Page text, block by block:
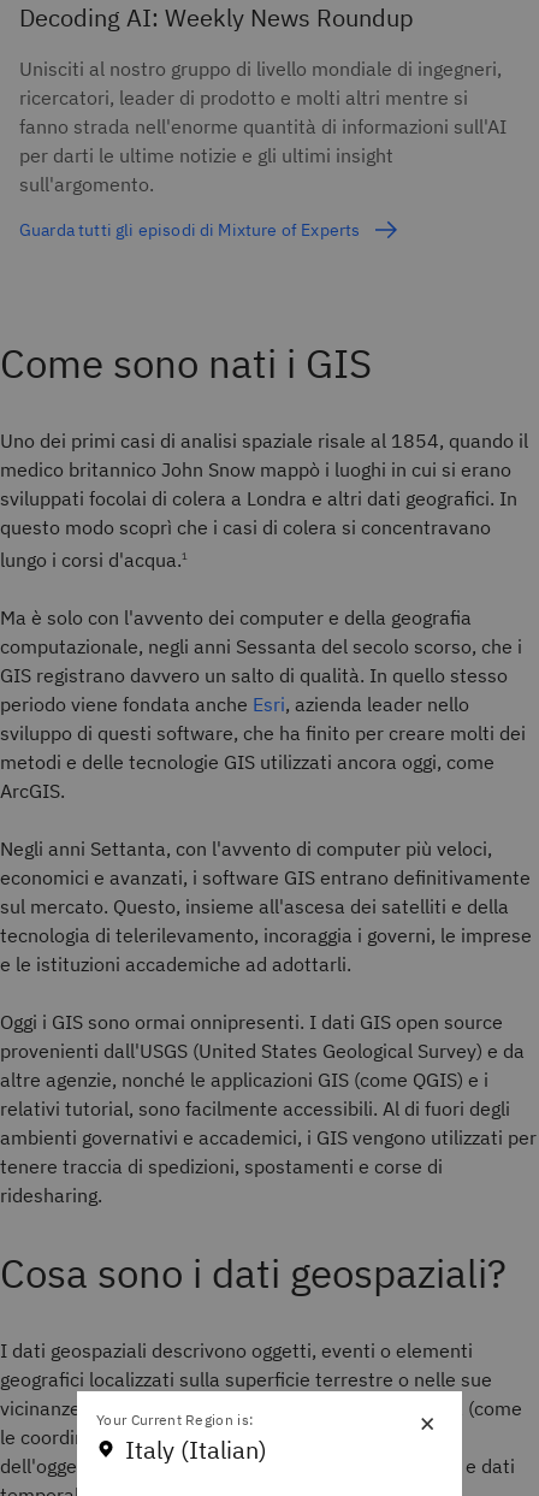
Decoding AI: Weekly News Roundup
Unisciti al nostro gruppo di livello mondiale di ingegneri,
ricercatori, leader di prodotto e molti altri mentre si
fanno strada nell'enorme quantità di informazioni sull'AI
per darti le ultime notizie e gli ultimi insight
sull'argomento.
Guarda tutti gli episodi di Mixture of Experts
Come sono nati i GIS
Uno dei primi casi di analisi spaziale risale al 1854, quando il
medico britannico John Snow mappò i luoghi in cui si erano
sviluppati focolai di colera a Londra e altri dati geografici. In
questo modo scoprì che i casi di colera si concentravano
lungo i corsi d'acqua.1
Ma è solo con l'avvento dei computer e della geografia
computazionale, negli anni Sessanta del secolo scorso, che i
GIS registrano davvero un salto di qualità. In quello stesso
periodo viene fondata anche Esri, azienda leader nello
sviluppo di questi software, che ha finito per creare molti dei
metodi e delle tecnologie GIS utilizzati ancora oggi, come
ArcGIS.
Negli anni Settanta, con l'avvento di computer più veloci,
economici e avanzati, i software GIS entrano definitivamente
sul mercato. Questo, insieme all'ascesa dei satelliti e della
tecnologia di telerilevamento, incoraggia i governi, le imprese
e le istituzioni accademiche ad adottarli.
Oggi i GIS sono ormai onnipresenti. I dati GIS open source
provenienti dall'USGS (United States Geological Survey) e da
altre agenzie, nonché le applicazioni GIS (come QGIS) e i
relativi tutorial, sono facilmente accessibili. Al di fuori degli
ambienti governativi e accademici, i GIS vengono utilizzati per
tenere traccia di spedizioni, spostamenti e corse di
ridesharing.
Cosa sono i dati geospaziali?
I dati geospaziali descrivono oggetti, eventi o elementi
geografici localizzati sulla superficie terrestre o nelle sue
vicinanze, combinando dati sulla posizione geografica (come
le coordinate), dati sugli attributi (le caratteristiche
dell'oggetto, dell'evento o di altri elementi geografici) e dati
×
Your Current Region is:
Italy (Italian)